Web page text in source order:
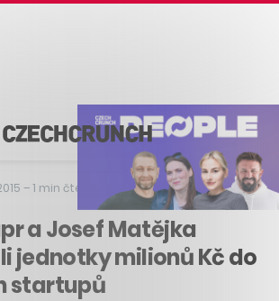
–1 min čtení
a Josef Matějka
jednotky milionů Kč do
startupů